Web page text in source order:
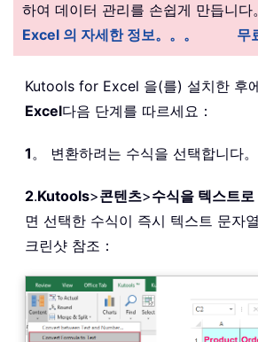
하여 데이터 관리를 손쉽게 만듭니다。
Excel 의 자세한 정보。。。
무
Kutools for Excel 을(를) 설치한 후
Excel다음 단계를 따르세요：
1。 변환하려는 수식을 선택합니다。
2.Kutools>콘텐츠>수식을 텍스트로
면 선택한 수식이 즉시 텍스트 문자
크린샷 참조：